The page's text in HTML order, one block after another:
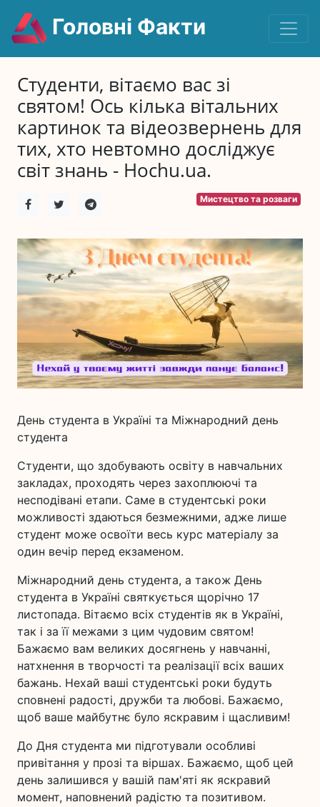
Головні Факти
Студенти, вітаємо вас зі
святом! Ось кілька вітальних
картинок та відеозвернень для
тих, хто невтомно досліджує
світ знань - Hochu.ua.
Мистецтво та розваги
День студента в Україні та Міжнародний день
студента
Студенти, що здобувають освіту в навчальних
закладах, проходять через захоплюючі та
несподівані етапи. Саме в студентські роки
можливості здаються безмежними, адже лише
студент може освоїти весь курс матеріалу за
один вечір перед екзаменом.
Міжнародний день студента, а також День
студента в Україні святкується щорічно 17
листопада. Вітаємо всіх студентів як в Україні,
так і за її межами з цим чудовим святом!
Бажаємо вам великих досягнень у навчанні,
натхнення в творчості та реалізації всіх ваших
бажань. Нехай ваші студентські роки будуть
сповнені радості, дружби та любові. Бажаємо,
щоб ваше майбутнє було яскравим і щасливим!
До Дня студента ми підготували особливі
привітання у прозі та віршах. Бажаємо, щоб цей
день залишився у вашій пам'яті як яскравий
момент, наповнений радістю та позитивом.